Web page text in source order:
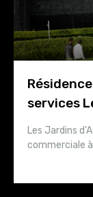
services
Les Jardins
commerciale